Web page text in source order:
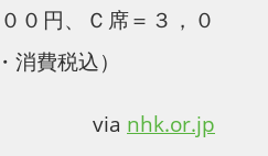
０円、Ｃ席＝３，０
消費税込）
via nhk.or.jp